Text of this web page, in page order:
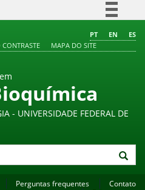
Comunica BR
Acesso à informação
Legislação
PT EN
ES
MAPA DO SITE
- UNIVERSIDADE FEDERAL DE
Perguntas frequentes
Contato